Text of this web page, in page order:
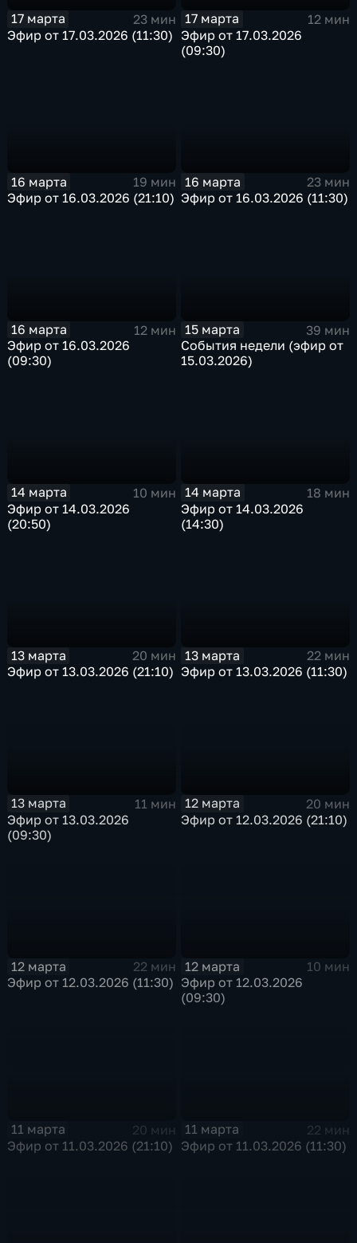
17 марта
23 мин
Эфир от 17.03.2026 (11:30)
17 марта
12 мин
Эфир от 17.03.2026
(09:30)
16 марта
19 мин
Эфир от 16.03.2026 (21:10)
16 марта
23 мин
Эфир от 16.03.2026 (11:30)
16 марта
12 мин
Эфир от 16.03.2026
(09:30)
15 марта
39 мин
События недели (эфир от
15.03.2026)
14 марта
10 мин
Эфир от 14.03.2026
(20:50)
14 марта
18 мин
Эфир от 14.03.2026
(14:30)
13 марта
20 мин
Эфир от 13.03.2026 (21:10)
13 марта
22 мин
Эфир от 13.03.2026 (11:30)
13 марта
11 мин
Эфир от 13.03.2026
(09:30)
12 марта
20 мин
Эфир от 12.03.2026 (21:10)
12 марта
22 мин
Эфир от 12.03.2026 (11:30)
12 марта
10 мин
Эфир от 12.03.2026
(09:30)
11 марта
20 мин
Эфир от 11.03.2026 (21:10)
11 марта
22 мин
Эфир от 11.03.2026 (11:30)